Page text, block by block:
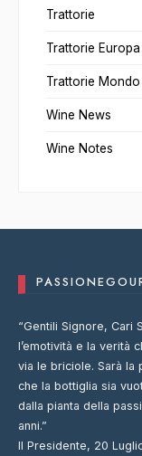
Trattorie
Trattorie Europa
Trattorie Mondo
Wine News
Wine Notes
“Gentili Signore, Cari
l’emotività e la verità
via le briciole. Sarà la
che la bottiglia sia
dalla pianta della
anni.”
Il Presidente, 20